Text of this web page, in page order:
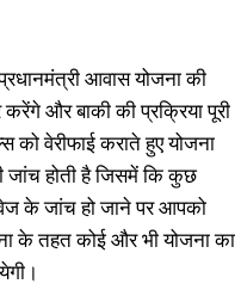
आवास योजना की
और बाकी की प्रक्रिया पूरी
वेरीफाई कराते हुए योजना
होती है जिसमें कि कुछ
के जांच हो जाने पर आपको
के तहत कोई और भी योजना का